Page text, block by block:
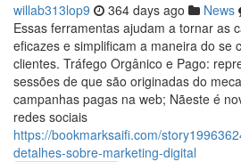
willab313lop9 364 days ago News
Essas ferramentas ajudam a tornar as
eficazes e simplificam a maneira do se
clientes. Tráfego Orgânico e Pago:
sessões de que são originadas do
campanhas pagas na web; Nãeste é
redes sociais
https://bookmarksaifi.com/
detalhes-sobre-marketing-digital